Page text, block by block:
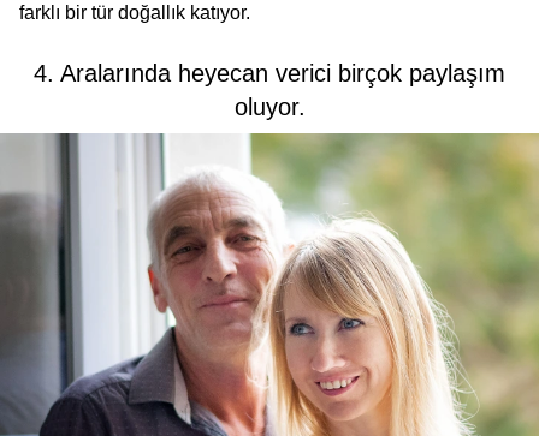
farklı bir tür doğallık katıyor.
4. Aralarında heyecan verici birçok paylaşım
oluyor.